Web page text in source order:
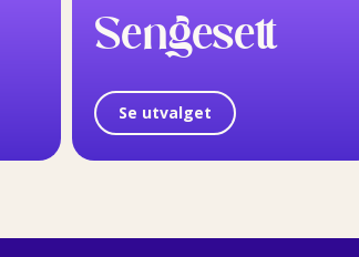
Sengesett
Se utvalget